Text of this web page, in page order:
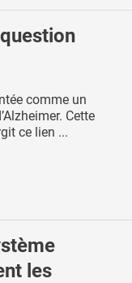
question
comme un
Cette
ce lien ...
les